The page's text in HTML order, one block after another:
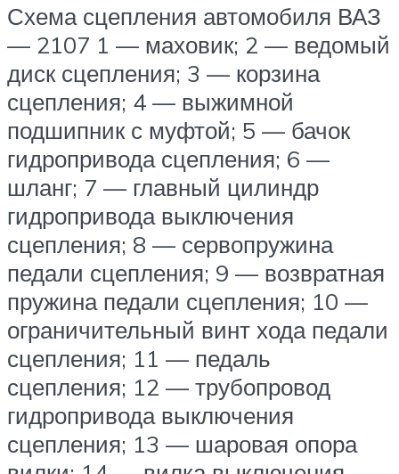
Схема сцепления автомобиля ВАЗ
— 2107 1 — маховик; 2 — ведомый
диск сцепления; 3 — корзина
сцепления; 4 — выжимной
подшипник с муфтой; 5 — бачок
гидропривода сцепления; 6 —
шланг; 7 — главный цилиндр
гидропривода выключения
сцепления; 8 — сервопружина
педали сцепления; 9 — возвратная
пружина педали сцепления; 10 —
ограничительный винт хода педали
сцепления; 11 — педаль
сцепления; 12 — трубопровод
гидропривода выключения
сцепления; 13 — шаровая опора